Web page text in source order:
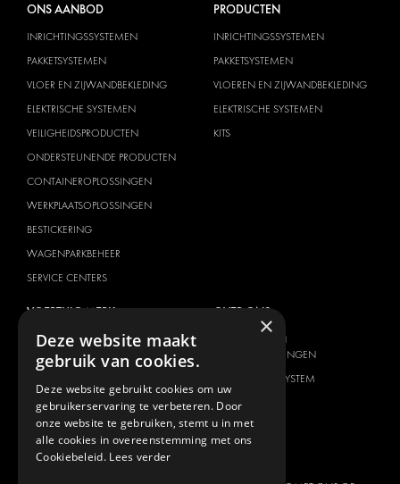
ONS AANBOD
INRICHTINGSSYSTEMEN
PAKKETSYSTEMEN
VLOER EN ZIJWANDBEKLEDING
ELEKTRISCHE SYSTEMEN
VEILIGHEIDSPRODUCTEN
ONDERSTEUNENDE PRODUCTEN
CONTAINEROPLOSSINGEN
WERKPLAATSOPLOSSINGEN
BESTICKERING
WAGENPARKBEHEER
SERVICE CENTERS
PRODUCTEN
INRICHTINGSSYSTEMEN
PAKKETSYSTEMEN
VLOEREN EN ZIJWANDBEKLEDING
ELEKTRISCHE SYSTEMEN
KITS
VOERTUIG MERK
CITROËN
DACIA
FIAT
FORD
HYUNDAI
IVECO
OVER ONS
AANBIEDER VAN
TOTAALOPLOSSINGEN
OVER MODUL-SYSTEM
DOWNLOADS
NIEUWS
×
Deze website maakt
gebruik van cookies.
Deze website gebruikt cookies om uw
gebruikerservaring te verbeteren. Door
onze website te gebruiken, stemt u in met
alle cookies in overeenstemming met ons
Cookiebeleid. Lees verder